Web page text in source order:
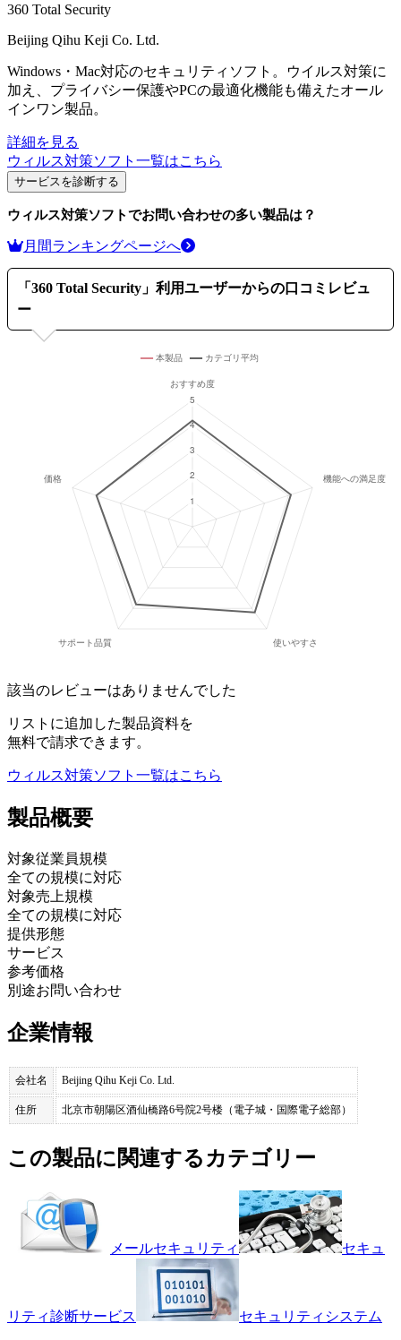
360 Total Security
Beijing Qihu Keji Co. Ltd.
Windows・Mac対応のセキュリティソフト。ウイルス対策に
加え、プライバシー保護やPCの最適化機能も備えたオール
インワン製品。
詳細を見る
ウィルス対策ソフト 一覧はこちら
サービスを診断する
ウィルス対策ソフトでお問い合わせの多い製品は？
月間ランキングページへ
「 360 Total Security 」利用ユーザーからの口コミレビュ
ー
該当のレビューはありませんでした
リストに追加した製品資料を
無料で請求できます。
ウィルス対策ソフト 一覧はこちら
製品概要
対象従業員規模
全ての規模に対応
対象売上規模
全ての規模に対応
提供形態
サービス
参考価格
別途お問い合わせ
企業情報
会社名 Beijing Qihu Keji Co. Ltd.
住所 北京市朝陽区酒仙橋路6号院2号楼（電子城・国際電子総部）
この製品に関連するカテゴリー
メールセキュリティ セキュ
リティ診断サービス セキュリティシステム